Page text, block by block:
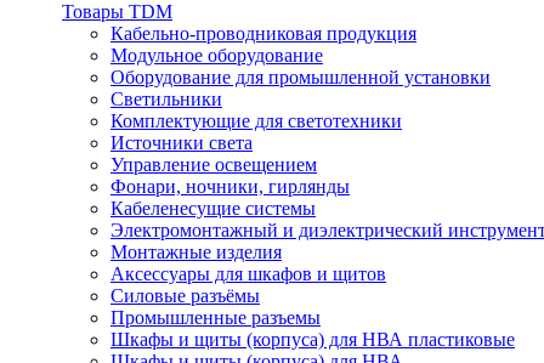
Товары TDM
Кабельно-проводниковая продукция
Модульное оборудование
Оборудование для промышленной установки
Светильники
Комплектующие для светотехники
Источники света
Управление освещением
Фонари, ночники, гирлянды
Кабеленесущие системы
Электромонтажный и диэлектрический
Монтажные изделия
Аксессуары для шкафов и щитов
Силовые разъёмы
Промышленные разъемы
Шкафы и щиты (корпуса) для НВА пластиковые